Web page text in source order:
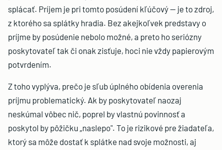
splácať. Príjem je pri tomto posúdení kľúčový — je to zdroj,
z ktorého sa splátky hradia. Bez akejkoľvek predstavy o
príjme by posúdenie nebolo možné, a preto ho seriózny
poskytovateľ tak či onak zisťuje, hoci nie vždy papierovým
potvrdením.
Z toho vyplýva, prečo je sľub úplného obídenia overenia
príjmu problematický. Ak by poskytovateľ naozaj
neskúmal vôbec nič, poprel by vlastnú povinnosť a
poskytol by pôžičku „naslepo". To je rizikové pre žiadateľa,
ktorý sa môže dostať k splátke nad svoje možnosti, aj